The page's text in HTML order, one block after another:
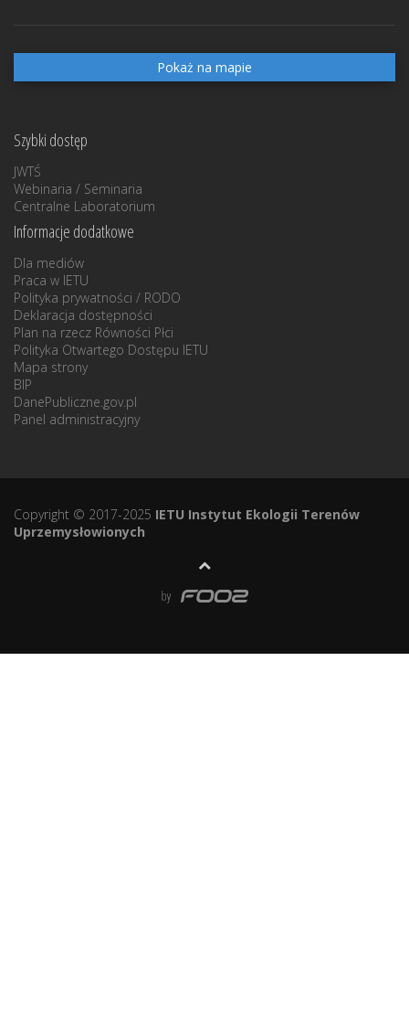
Pokaż na mapie
Szybki dostęp
JWTŚ
Webinaria / Seminaria
Centralne Laboratorium
Informacje dodatkowe
Dla mediów
Praca w IETU
Polityka prywatności / RODO
Deklaracja dostępności
Plan na rzecz Równości Płci
Polityka Otwartego Dostępu IETU
Mapa strony
BIP
DanePubliczne.gov.pl
Panel administracyjny
Copyright © 2017-2025 IETU Instytut Ekologii Terenów
Uprzemysłowionych